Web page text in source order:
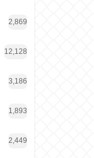
2,869
12,128
3,186
1,893
2,449